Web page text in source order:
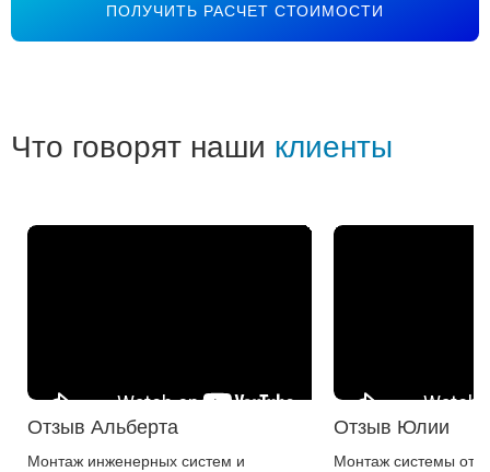
ПОЛУЧИТЬ РАСЧЕТ СТОИМОСТИ
Что говорят наши клиенты
Отзыв Альберта
Монтаж инженерных систем и
Отзыв Юлии
Монтаж системы